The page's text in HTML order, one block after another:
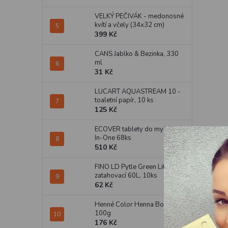
VELKÝ PEČIVÁK - medonosné
kvítí a včely (34x32 cm)
399 Kč
CANS Jablko & Bezinka, 330
ml
31 Kč
LUCART AQUASTREAM 10 -
toaletní papír, 10 ks
125 Kč
ECOVER tablety do myčky All-
In-One 68ks
510 Kč
FINO LD Pytle Green Life
zatahovací 60L, 10ks
62 Kč
Henné Color Henna Bordó,
100g
176 Kč